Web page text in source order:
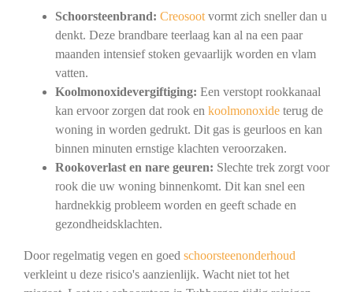
Schoorsteenbrand: Creosootvormt zich sneller dan u
denkt. Deze brandbare teerlaag kan al na een paar
maanden intensief stoken gevaarlijk worden en vlam
vatten.
Koolmonoxidevergiftiging: Een verstopt rookkanaal
kan ervoor zorgen dat rook en koolmonoxideterug de
woning in worden gedrukt. Dit gas is geurloos en kan
binnen minuten ernstige klachten veroorzaken.
Rookoverlast en nare geuren: Slechte trek zorgt voor
rook die uw woning binnenkomt. Dit kan snel een
hardnekkig probleem worden en geeft schade en
gezondheidsklachten.
Door regelmatig vegen en goed schoorsteenonderhoud
verkleint u deze risico's aanzienlijk. Wacht niet tot het